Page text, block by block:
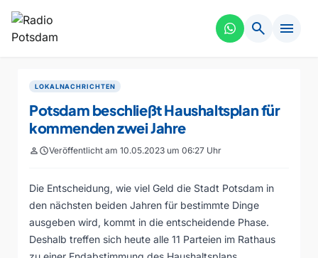
search menu
LOKALNACHRICHTEN
Potsdam beschließt Haushaltsplan für
kommenden zwei Jahre
personscheduleVeröffentlicht am 10.05.2023 um 06:27 Uhr
Die Entscheidung, wie viel Geld die Stadt Potsdam in
den nächsten beiden Jahren für bestimmte Dinge
ausgeben wird, kommt in die entscheidende Phase.
Deshalb treffen sich heute alle 11 Parteien im Rathaus